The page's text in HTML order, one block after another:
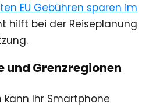
EU Gebühren sparen im
hilft bei der Reiseplanung
und Grenzregionen
kann Ihr Smartphone